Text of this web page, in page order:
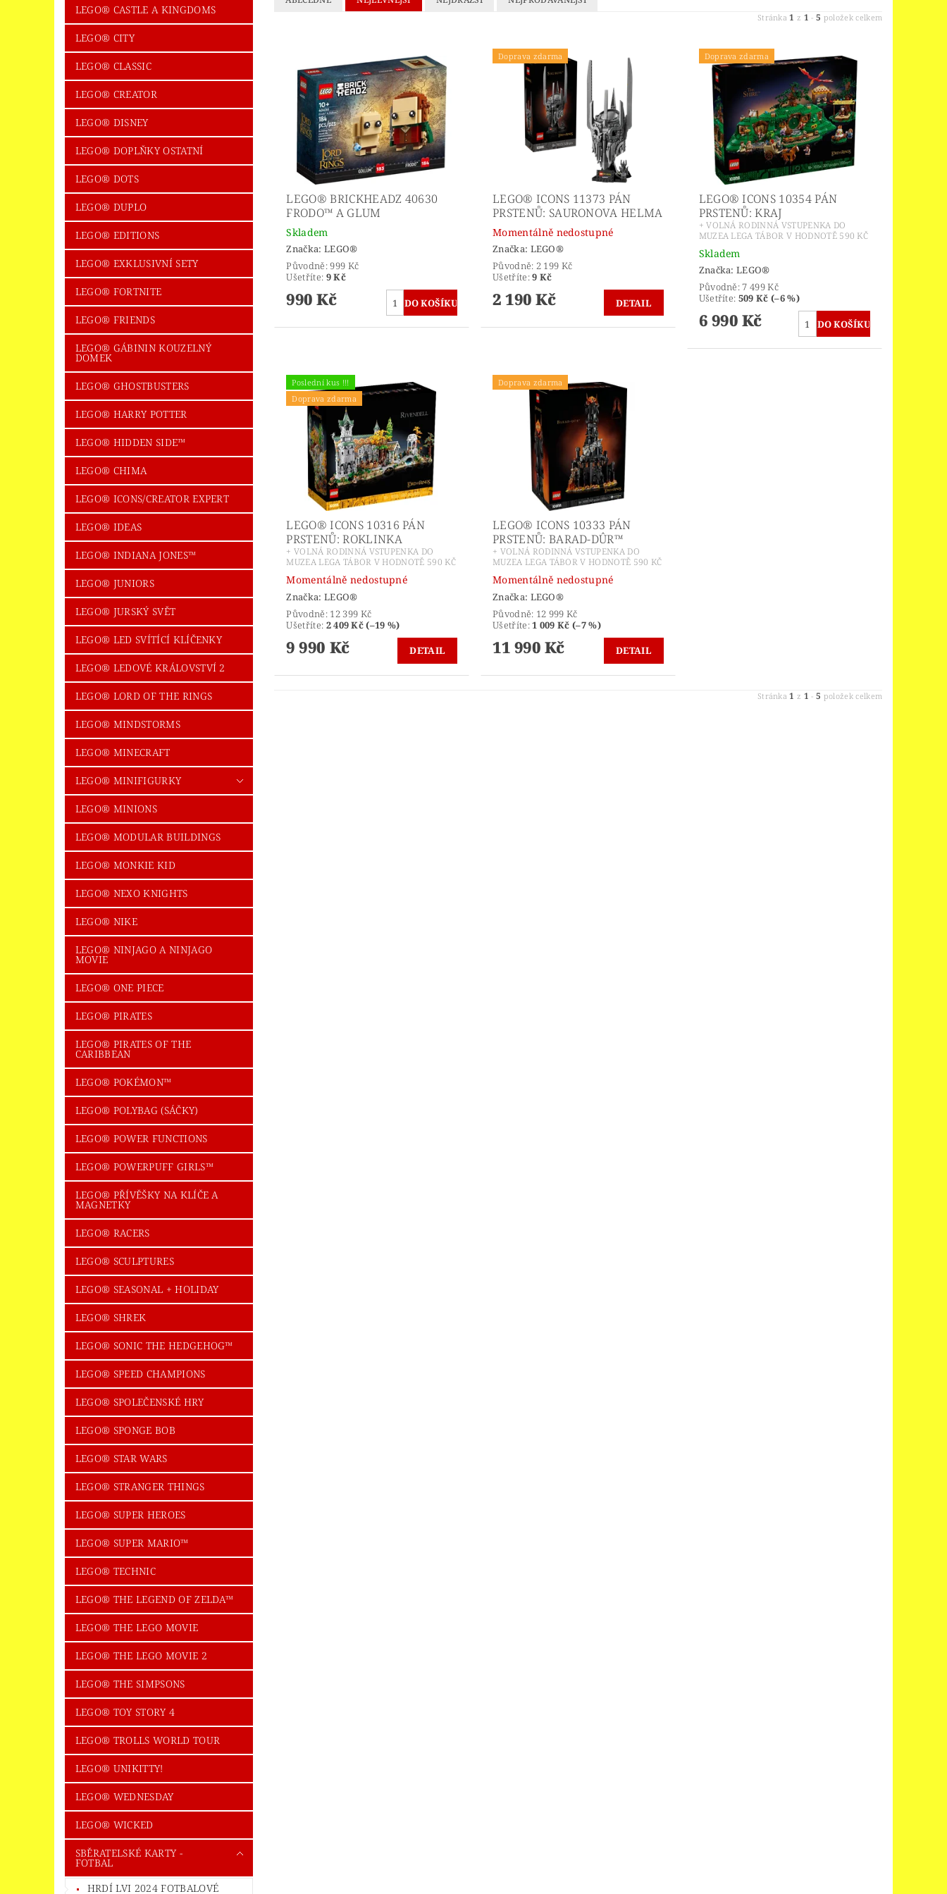
LEGO® CASTLE A KINGDOMS
LEGO® CITY
LEGO® CLASSIC
LEGO® CREATOR
LEGO® DISNEY
LEGO® DOPLŇKY OSTATNÍ
LEGO® DOTS
LEGO® DUPLO
LEGO® EDITIONS
LEGO® EXKLUSIVNÍ SETY
LEGO® FORTNITE
LEGO® FRIENDS
LEGO® GÁBININ KOUZELNÝ
DOMEK
LEGO® GHOSTBUSTERS
LEGO® HARRY POTTER
LEGO® HIDDEN SIDE™
LEGO® CHIMA
LEGO® ICONS/CREATOR EXPERT
LEGO® IDEAS
LEGO® INDIANA JONES™
LEGO® JUNIORS
LEGO® JURSKÝ SVĚT
LEGO® LED SVÍTÍCÍ KLÍČENKY
LEGO® LEDOVÉ KRÁLOVSTVÍ 2
LEGO® LORD OF THE RINGS
LEGO® MINDSTORMS
LEGO® MINECRAFT
LEGO® MINIFIGURKY
LEGO® MINIONS
LEGO® MODULAR BUILDINGS
LEGO® MONKIE KID
LEGO® NEXO KNIGHTS
LEGO® NIKE
LEGO® NINJAGO A NINJAGO
MOVIE
LEGO® ONE PIECE
LEGO® PIRATES
LEGO® PIRATES OF THE
CARIBBEAN
LEGO® POKÉMON™
LEGO® POLYBAG (SÁČKY)
LEGO® POWER FUNCTIONS
LEGO® POWERPUFF GIRLS™
LEGO® PŘÍVĚŠKY NA KLÍČE A
MAGNETKY
LEGO® RACERS
LEGO® SCULPTURES
LEGO® SEASONAL + HOLIDAY
LEGO® SHREK
LEGO® SONIC THE HEDGEHOG™
LEGO® SPEED CHAMPIONS
LEGO® SPOLEČENSKÉ HRY
LEGO® SPONGE BOB
LEGO® STAR WARS
LEGO® STRANGER THINGS
LEGO® SUPER HEROES
LEGO® SUPER MARIO™
LEGO® TECHNIC
LEGO® THE LEGEND OF ZELDA™
LEGO® THE LEGO MOVIE
LEGO® THE LEGO MOVIE 2
LEGO® THE SIMPSONS
LEGO® TOY STORY 4
LEGO® TROLLS WORLD TOUR
LEGO® UNIKITTY!
LEGO® WEDNESDAY
LEGO® WICKED
SBĚRATELSKÉ KARTY -
FOTBAL
HRDÍ LVI 2024 FOTBALOVÉ
Stránka1 z 1 -5 položek celkem
LEGO® BRICKHEADZ 40630
FRODO™ A GLUM
Skladem
Značka: LEGO®
Původně:999 Kč
Ušetříte: 9 Kč
990 Kč
Doprava zdarma
LEGO® ICONS 11373 PÁN
PRSTENŮ: SAURONOVA HELMA
Momentálně nedostupné
Značka: LEGO®
Původně: 2 199 Kč
Ušetříte:9 Kč
2 190 Kč DETAIL
Doprava zdarma
LEGO® ICONS 10354 PÁN
PRSTENŮ: KRAJ
+ VOLNÁ RODINNÁ VSTUPENKA DO
MUZEA LEGA TÁBOR V HODNOTĚ 590 KČ
Skladem
Značka:LEGO®
Původně:7 499 Kč
Ušetříte: 509 Kč (–6 %)
6 990 Kč
Poslední kus !!!
Doprava zdarma
LEGO® ICONS 10316 PÁN
PRSTENŮ: ROKLINKA
+ VOLNÁ RODINNÁ VSTUPENKA DO
MUZEA LEGA TÁBOR V HODNOTĚ 590 KČ
Momentálně nedostupné
Značka: LEGO®
Původně: 12 399 Kč
Ušetříte: 2 409 Kč (–19 %)
9 990 Kč DETAIL
Doprava zdarma
LEGO® ICONS 10333 PÁN
PRSTENŮ: BARAD-DÛR™
+ VOLNÁ RODINNÁ VSTUPENKA DO
MUZEA LEGA TÁBOR V HODNOTĚ 590 KČ
Momentálně nedostupné
Značka: LEGO®
Původně: 12 999 Kč
Ušetříte:1 009 Kč (–7 %)
11 990 Kč DETAIL
Stránka1 z 1 -5 položek celkem